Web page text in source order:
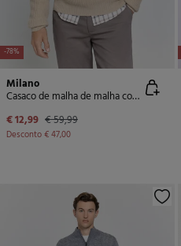
-78%
Milano
Casaco de malha de malha com meia fecho-éclair
€ 12,99 € 59,99
Desconto€ 47,00